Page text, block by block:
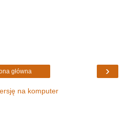
›
główna
na komputer